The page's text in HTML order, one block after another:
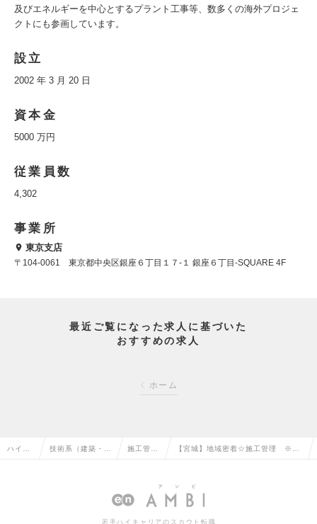
及びエネルギーを中心とするプラント工事等、数多くの海外プロジェ
クトにも参画しています。
設立
2002 年 3 月 20 日
資本金
5000 万円
従業員数
4,302
事業所
東京支店
〒104-0061 東京都中央区銀座６丁目１７-１ 銀座６丁目-SQUARE 4F
最近ご覧になった求人に基づいた
おすすめの求人
ホーム
ハイク 技術系（建築・設 施工管理
の転職
【宮城】地域密着☆施工管理 ※土
※経験者募集の求人情報
若手ハイキャリアのスカウト転職